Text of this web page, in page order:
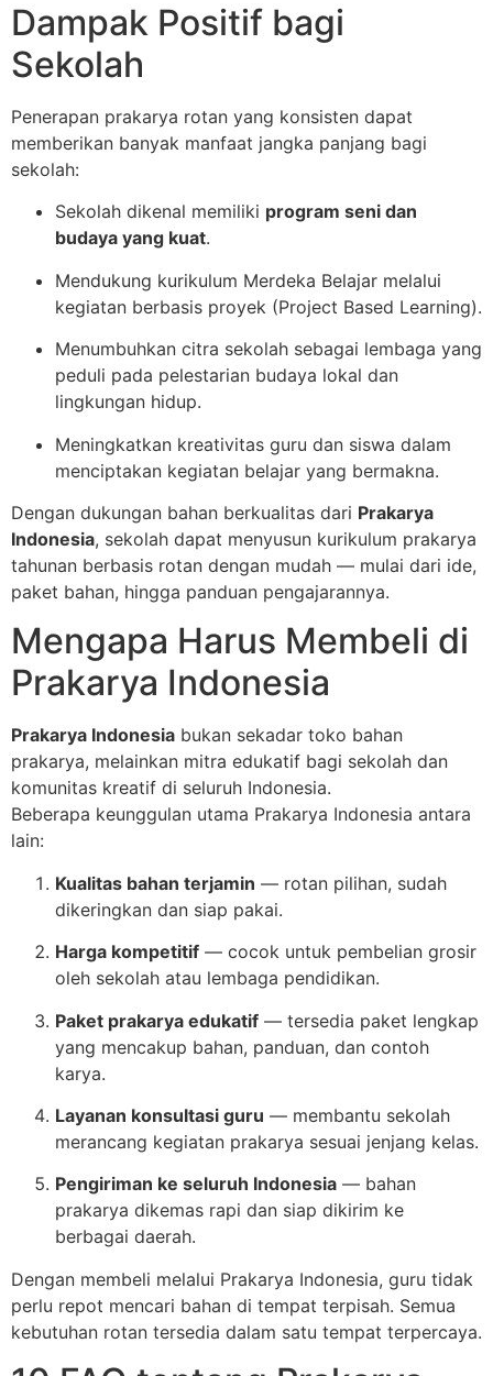
Dampak Positif bagi
Sekolah
Penerapan prakarya rotan yang konsisten dapat
memberikan banyak manfaat jangka panjang bagi
sekolah:
Sekolah dikenal memiliki program seni dan
budaya yang kuat.
Mendukung kurikulum Merdeka Belajar melalui
kegiatan berbasis proyek (Project Based Learning).
Menumbuhkan citra sekolah sebagai lembaga yang
peduli pada pelestarian budaya lokal dan
lingkungan hidup.
Meningkatkan kreativitas guru dan siswa dalam
menciptakan kegiatan belajar yang bermakna.
Dengan dukungan bahan berkualitas dari Prakarya
Indonesia, sekolah dapat menyusun kurikulum prakarya
tahunan berbasis rotan dengan mudah — mulai dari ide,
paket bahan, hingga panduan pengajarannya.
Mengapa Harus Membeli di
Prakarya Indonesia
Prakarya Indonesia bukan sekadar toko bahan
prakarya, melainkan mitra edukatif bagi sekolah dan
komunitas kreatif di seluruh Indonesia.
Beberapa keunggulan utama Prakarya Indonesia antara
lain:
Kualitas bahan terjamin — rotan pilihan, sudah
dikeringkan dan siap pakai.
Harga kompetitif — cocok untuk pembelian grosir
oleh sekolah atau lembaga pendidikan.
Paket prakarya edukatif — tersedia paket lengkap
yang mencakup bahan, panduan, dan contoh
karya.
Layanan konsultasi guru — membantu sekolah
merancang kegiatan prakarya sesuai jenjang kelas.
Pengiriman ke seluruh Indonesia — bahan
prakarya dikemas rapi dan siap dikirim ke
berbagai daerah.
Dengan membeli melalui Prakarya Indonesia, guru tidak
perlu repot mencari bahan di tempat terpisah. Semua
kebutuhan rotan tersedia dalam satu tempat terpercaya.